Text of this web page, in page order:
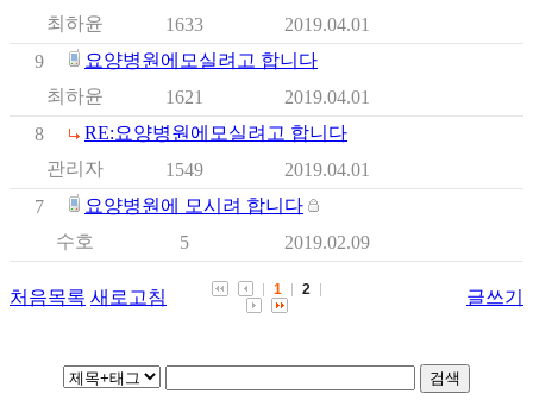
최하윤
1633
2019.04.01
9
요양병원에모실려고 합니다
최하윤
1621
2019.04.01
8
RE:요양병원에모실려고 합니다
관리자
1549
2019.04.01
7
요양병원에 모시려 합니다
수호
5 2019.02.09
처음목록 새로고침 글쓰기
1 2
검색